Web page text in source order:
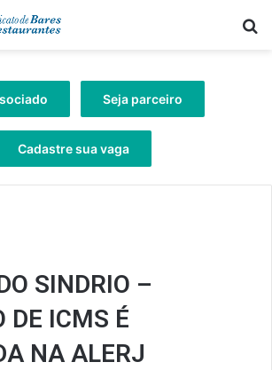
Seja parceiro
Cadastre sua vaga
SINDRIO –
DE ICMS É
NA ALERJ